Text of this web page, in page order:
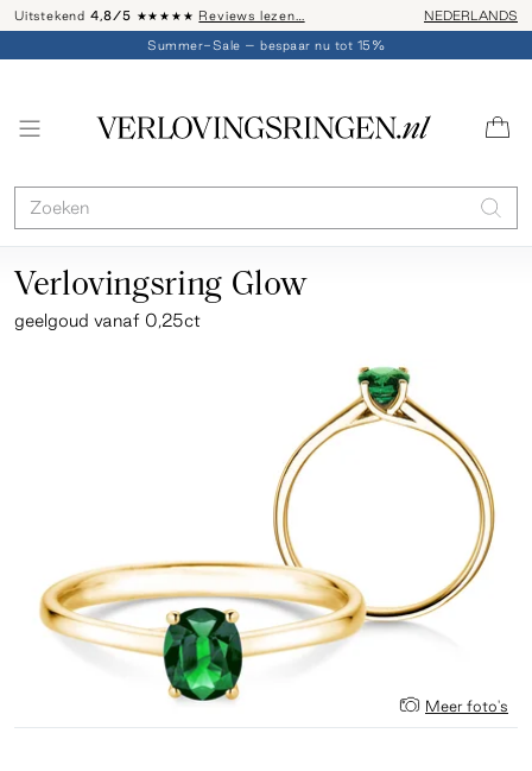
Uitstekend 4,8/5 ★★★★★ Reviews lezen… Advies: 020 -
NEDERLANDS
Summer-Sale – bespaar nu tot 15%
Verlovingsring Glow
geelgoud vanaf 0,25ct
Meer foto's